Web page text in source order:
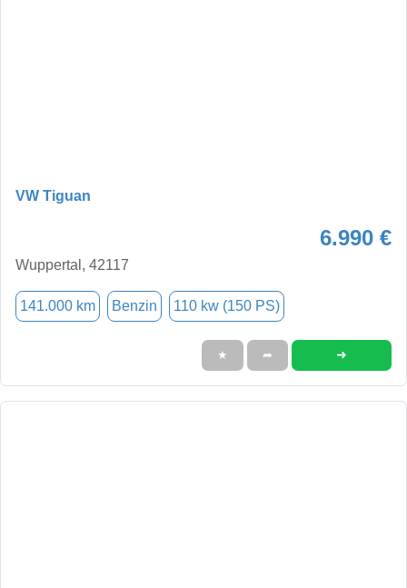
VW Tiguan
6.990 €
Wuppertal, 42117
141.000 km Benzin 110 kw (150 PS)
★ ➦ ➜